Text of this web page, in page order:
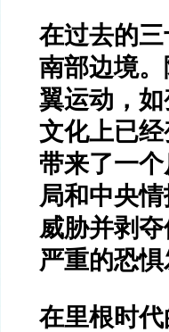
在过去的
南部边境
翼运动，
文化上已
带来了一
局和中央
威胁并剥
严重的恐惧
在里根时